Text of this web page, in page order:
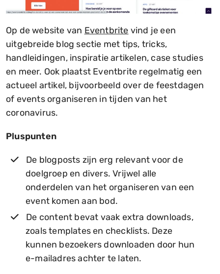
Op de website van Eventbrite vind je een
uitgebreide blog sectie met tips, tricks,
handleidingen, inspiratie artikelen, case studies
en meer. Ook plaatst Eventbrite regelmatig een
actueel artikel, bijvoorbeeld over de feestdagen
of events organiseren in tijden van het
coronavirus.
Pluspunten
De blogposts zijn erg relevant voor de
doelgroep en divers. Vrijwel alle
onderdelen van het organiseren van een
event komen aan bod.
De content bevat vaak extra downloads,
zoals templates en checklists. Deze
kunnen bezoekers downloaden door hun
e-mailadres achter te laten.